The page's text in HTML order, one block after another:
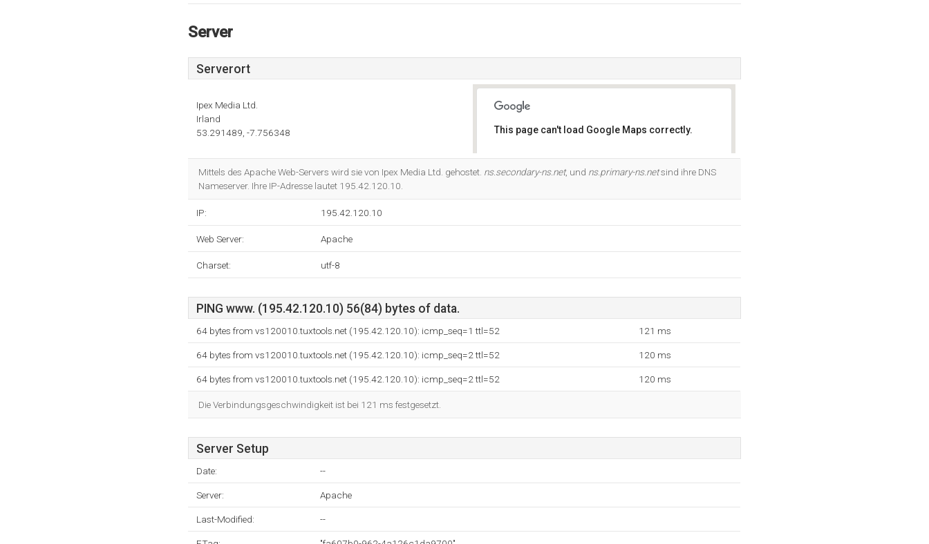
Server
Serverort
Ipex Media Ltd.
Irland
53.291489, -7.756348
This page can't load Google Maps correctly.
Mittels des Apache Web-Servers wird sie von Ipex Media Ltd. gehostet. ns.secondary-ns.net, und ns.primary-ns.netsind ihre DNS
Nameserver. Ihre IP-Adresse lautet 195.42.120.10.
IP: 195.42.120.10
Web Server: Apache
Charset: utf-8
PING www. (195.42.120.10) 56(84) bytes of data.
64 bytes from vs120010.tuxtools.net (195.42.120.10): icmp_seq=1 ttl=52 121 ms
64 bytes from vs120010.tuxtools.net (195.42.120.10): icmp_seq=2 ttl=52 120 ms
64 bytes from vs120010.tuxtools.net (195.42.120.10): icmp_seq=2 ttl=52 120 ms
Die Verbindungsgeschwindigkeit ist bei 121 ms festgesetzt.
Server Setup
Date: --
Server: Apache
Last-Modified: --